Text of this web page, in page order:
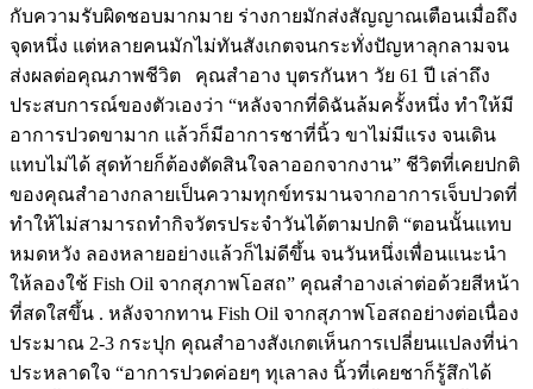
กับความรับผิดชอบมากมาย ร่างกายมักส่งสัญญาณเตือนเมื่อถึง
จุดหนึ่ง แต่หลายคนมักไม่ทันสังเกตจนกระทั่งปัญหาลุกลามจน
ส่งผลต่อคุณภาพชีวิต คุณสำอาง บุตรกันหา วัย 61 ปี เล่าถึง
ประสบการณ์ของตัวเองว่า “หลังจากที่ดิฉันล้มครั้งหนึ่ง ทำให้มี
อาการปวดขามาก แล้วก็มีอาการชาที่นิ้ว ขาไม่มีแรง จนเดิน
แทบไม่ได้ สุดท้ายก็ต้องตัดสินใจลาออกจากงาน” ชีวิตที่เคยปกติ
ของคุณสำอางกลายเป็นความทุกข์ทรมานจากอาการเจ็บปวดที่
ทำให้ไม่สามารถทำกิจวัตรประจำวันได้ตามปกติ “ตอนนั้นแทบ
หมดหวัง ลองหลายอย่างแล้วก็ไม่ดีขึ้น จนวันหนึ่งเพื่อนแนะนำ
ให้ลองใช้ Fish Oil จากสุภาพโอสถ” คุณสำอางเล่าต่อด้วยสีหน้า
ที่สดใสขึ้น . หลังจากทาน Fish Oil จากสุภาพโอสถอย่างต่อเนื่อง
ประมาณ 2-3 กระปุก คุณสำอางสังเกตเห็นการเปลี่ยนแปลงที่น่า
ประหลาดใจ “อาการปวดค่อยๆ ทุเลาลง นิ้วที่เคยชาก็รู้สึกได้